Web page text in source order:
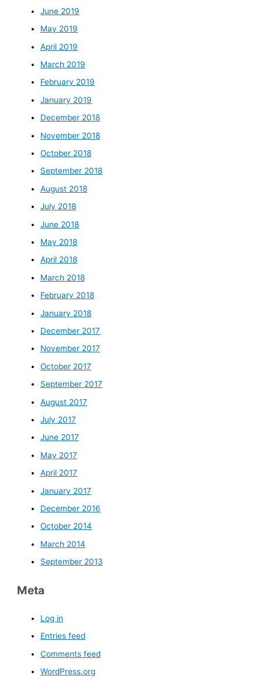
June 2019
May 2019
April 2019
March 2019
February 2019
January 2019
December 2018
November 2018
October 2018
September 2018
August 2018
July 2018
June 2018
May 2018
April 2018
March 2018
February 2018
January 2018
December 2017
November 2017
October 2017
September 2017
August 2017
July 2017
June 2017
May 2017
April 2017
January 2017
December 2016
October 2014
March 2014
September 2013
Meta
Log in
Entries feed
Comments feed
WordPress.org